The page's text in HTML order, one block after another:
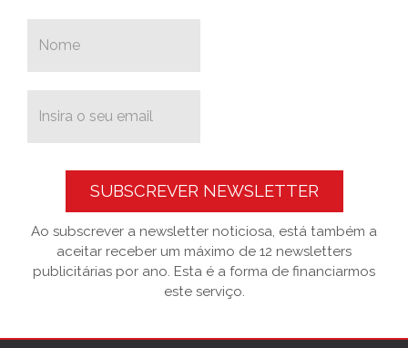
SUBSCREVER NEWSLETTER
Ao subscrever a newsletter noticiosa, está também a
aceitar receber um máximo de 12 newsletters
publicitárias por ano. Esta é a forma de financiarmos
este serviço.